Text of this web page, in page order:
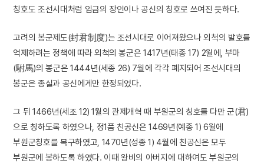
칭호도 조선시대처럼 임금의 장인이나 공신의 칭호로 쓰여진 듯하다.
고려의 봉군제도(封君制度)는 조선시대로 이어져왔으나 외척의 발호를
억제하려는 정책에 따라 외척의 봉군은 1417년(태종 17) 2월에, 부마
(駙馬)의 봉군은 1444년(세종 26) 7월에 각각 폐지되어 조선시대의
봉군은 종실과 공신에게만 한정되었다.
그 뒤 1466년(세조 12) 1월의 관제개혁 때 부원군의 칭호를 다만 군(君)
으로 칭하도록 하였으나, 정1품 친공신은 1469년(예종 1) 6월에
부원군칭호를 복구하였고, 1470년(성종 1) 4월에 친공신은 모두
부원군에 봉하도록 하였다. 이때 왕비의 아버지에 대하여도 부원군의